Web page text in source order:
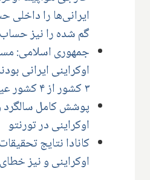
ایرانی‌ها را داخلی
گم شده را نیز
جمهوری اسلامی:
اوکراینی ایرانی
۳ کشور از ۴ کشور عین ماست
پوشش کامل سالگرد
اوکراینی در تورنتو
کانادا نتایج
اوکراینی و نیز